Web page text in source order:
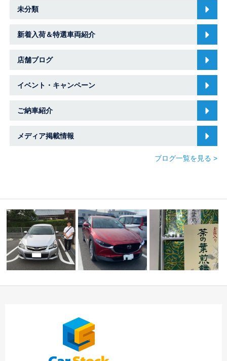
未分類
新着入荷＆特選車両紹介
店舗ブログ
イベント・キャンペーン
ご納車紹介
メディア掲載情報
ブログ一覧を見る >
☆中川・港店☆